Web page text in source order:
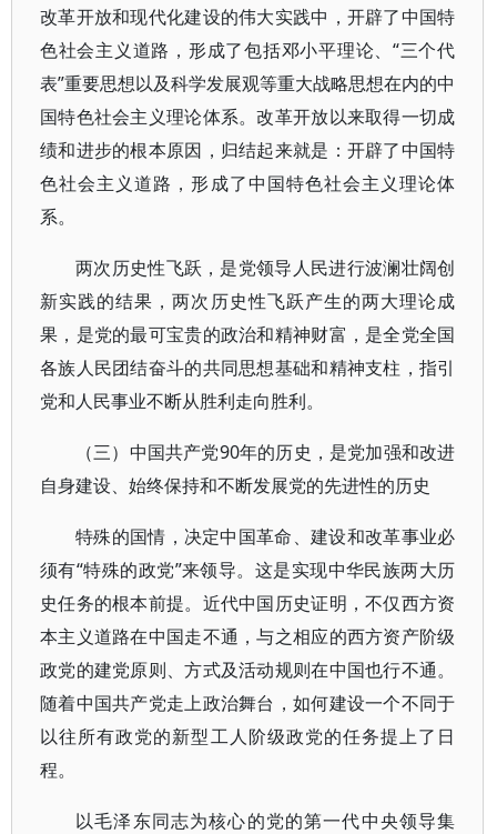
改革开放和现代化建设的伟大实践中，开辟了中国特
色社会主义道路，形成了包括邓小平理论、“三个代
表”重要思想以及科学发展观等重大战略思想在内的中
国特色社会主义理论体系。改革开放以来取得一切成
绩和进步的根本原因，归结起来就是：开辟了中国特
色社会主义道路，形成了中国特色社会主义理论体
系。
两次历史性飞跃，是党领导人民进行波澜壮阔创
新实践的结果，两次历史性飞跃产生的两大理论成
果，是党的最可宝贵的政治和精神财富，是全党全国
各族人民团结奋斗的共同思想基础和精神支柱，指引
党和人民事业不断从胜利走向胜利。
（三）中国共产党90年的历史，是党加强和改进
自身建设、始终保持和不断发展党的先进性的历史
特殊的国情，决定中国革命、建设和改革事业必
须有“特殊的政党”来领导。这是实现中华民族两大历
史任务的根本前提。近代中国历史证明，不仅西方资
本主义道路在中国走不通，与之相应的西方资产阶级
政党的建党原则、方式及活动规则在中国也行不通。
随着中国共产党走上政治舞台，如何建设一个不同于
以往所有政党的新型工人阶级政党的任务提上了日
程。
以毛泽东同志为核心的党的第一代中央领导集